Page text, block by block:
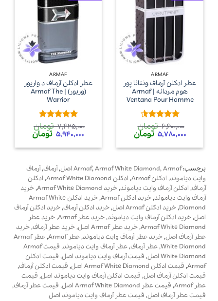
ARMAF
عطر ادکلن آرماف ونتانا پور
هوم مردانه | Armaf
Ventana Pour Homme
امتیاز4.5
از 5
6,600,000 تومان
قیمت
اصلی
6,600,000 تومان
بود.
5,780,000 تومان
5,780,000 تومان
است.
ARMAF
عطر ادکلن آرماف د واریور
(وریور) | Armaf The
Warrior
امتیاز5از
5
7,425,000 تومان
قیمت
اصلی
7,425,000 تومان
بود.
5,940,000 تومان
است.
برچسب: Armaf,Armaf White Diamond,Armaf اصل ,آرماف,آرماف
وایت دیاموند, ادکلن Armaf , ادکلن Armaf White Diamond , ادکلن
آرماف, ادکلن آرماف وایت دیاموند,خرید Armaf White Diamond ,خرید
آرماف وایت دیاموند,خرید ادکلن Armaf ,
خرید ادکلن Armaf White
Diamond
,خرید ادکلن Armaf اصل ,خرید ادکلن آرماف,خرید ادکلن آرماف
اصل,خرید ادکلن آرماف وایت دیاموند,خرید عطر Armaf ,خرید عطر
Armaf White Diamond
,خرید عطر Armaf اصل ,خرید عطر آرماف,خرید
عطر آرماف اصل,خرید عطر آرماف وایت دیاموند,عطر Armaf ,
عطر Armaf
White Diamond
,عطر آرماف,عطر آرماف وایت دیاموند,
قیمت Armaf
White Diamond اصل
, قیمت آرماف وایت دیاموند اصل, قیمت ادکلن
Armaf
, قیمت ادکلن Armaf White Diamond اصل , قیمت ادکلن آرماف,
قیمت ادکلن آرماف اصل, قیمت ادکلن آرماف وایت دیاموند اصل, قیمت
عطر Armaf
, قیمت عطر Armaf White Diamond اصل , قیمت عطر آرماف,
قیمت عطر آرماف اصل, قیمت عطر آرماف وایت دیاموند اصل